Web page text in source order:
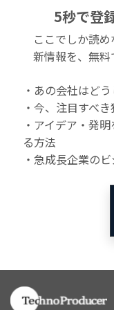
5秒で登
ここでしか読
新情報を、無料
・あの会社はど
・今、注目すべ
・アイデア・発
る方法
・急成長企業の